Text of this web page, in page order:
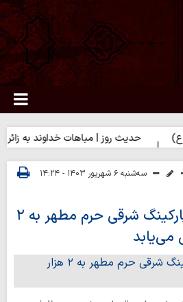
حدیث روز | مباهات خداوند به زائر امام
سه‌شنبه ۶ شهریور ۱۴۰۳ - ۱۴:۲۴
ظرفیت جای پارک پارکینگ شرقی حرم مطهر به ۲
می‌یابد